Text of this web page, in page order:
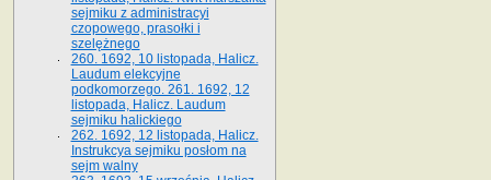
sejmiku z administracyi
czopowego, prasołki i
szelężnego
260. 1692, 10 listopada, Halicz.
Laudum elekcyjne
podkomorzego. 261. 1692, 12
listopada, Halicz. Laudum
sejmiku halickiego
262. 1692, 12 listopada, Halicz.
Instrukcya sejmiku posłom na
sejm walny